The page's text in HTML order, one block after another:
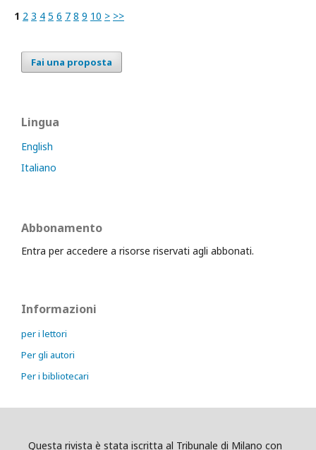
1 2 3 4 5 6 7 8 9 10 > >>
Fai una proposta
Lingua
English
Italiano
Abbonamento
Entra per accedere a risorse riservati agli abbonati.
Informazioni
per i lettori
Per gli autori
Per i bibliotecari
Questa rivista è stata iscritta al Tribunale di Milano con